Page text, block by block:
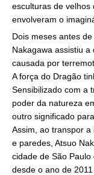
esculturas de velhos
envolveram o
Dois meses antes
Nakagawa assistiu
causada por
A força do Dragão
Sensibilizado com a
poder da natureza
outro significado
Assim, ao transpor
e paredes, Atsuo
cidade de São
desde o ano de